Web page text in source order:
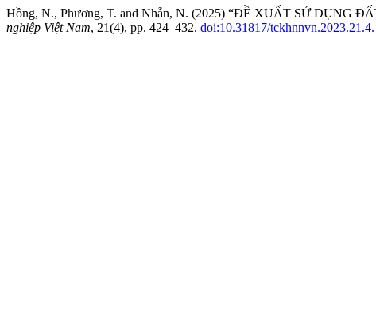
Hồng, N., Phương, T. and Nhẫn, N. (2025) “ĐỀ XUẤT SỬ
nghiệp Việt Nam, 21(4), pp. 424–432. doi:10.31817/tckhnnvn.2023.21.4.